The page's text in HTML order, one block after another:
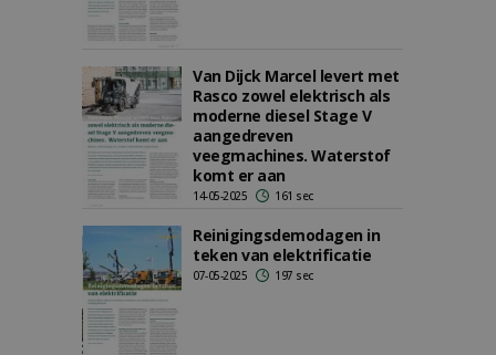
Van Dijck Marcel levert met
Rasco zowel elektrisch als
moderne diesel Stage V
aangedreven
veegmachines. Waterstof
komt er aan
14-05-2025 161 sec
Reinigingsdemodagen in
teken van elektrificatie
07-05-2025 197 sec